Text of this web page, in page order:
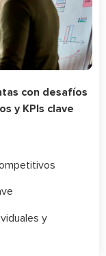
con desafíos
y KPIs clave
y